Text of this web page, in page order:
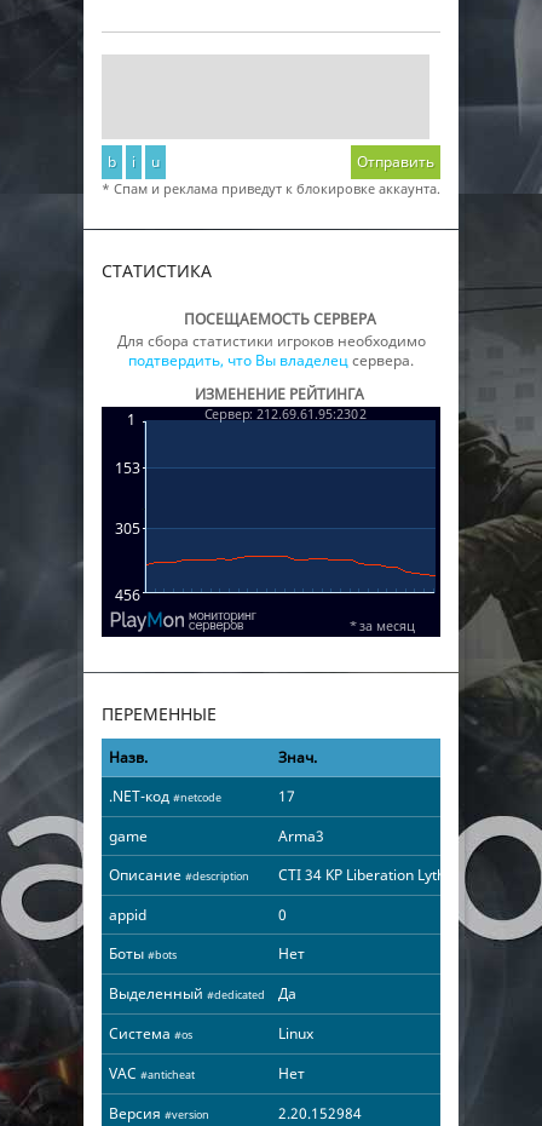
b i u Отправить
* Спам и реклама приведут к блокировке аккаунта.
СТАТИСТИКА
ПОСЕЩАЕМОСТЬ СЕРВЕРА
Для сбора статистики игроков необходимо
подтвердить, что Вы владелецсервера.
ИЗМЕНЕНИЕ РЕЙТИНГА
ПЕРЕМЕННЫЕ
Назв.
Знач.
.NET-код #netcode
17
game
Arma3
Описание #description
CTI 34 KP Liberation Lythium v0.96.8
appid
0
Боты #bots
Нет
Выделенный #dedicated
Да
Система #os
Linux
VAC #anticheat
Нет
Версия #version 2.20.152984